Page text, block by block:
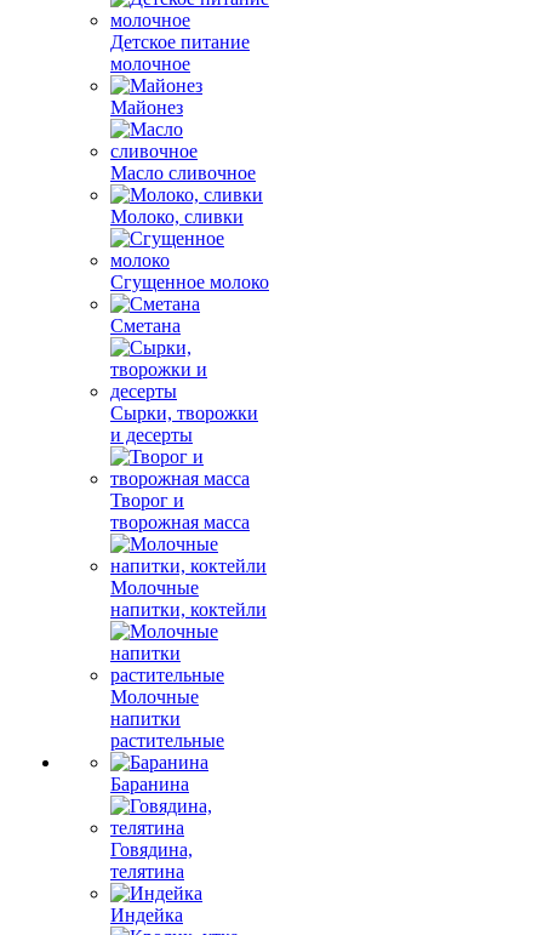
Детское питание
молочное
Майонез
Масло сливочное
Молоко, сливки
Сгущенное молоко
Сметана
Сырки, творожки
и десерты
Творог и
творожная масса
Молочные
напитки, коктейли
Молочные
напитки
растительные
Баранина
Говядина,
телятина
Индейка